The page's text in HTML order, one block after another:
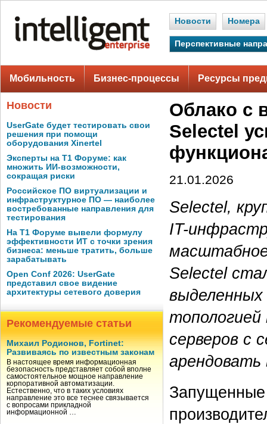
Новости Номера
Перспективные
Мобильность Бизнес-процессы Ресурсы
Новости
UserGate будет тестировать свои
решения при помощи
оборудования Xinertel
Эксперты на Т1 Форуме: как
множить ИИ-возможности,
сокращая риски
Российское ПО виртуализации и
инфраструктурное ПО — наиболее
востребованные направления для
тестирования
На Т1 Форуме вывели формулу
эффективности ИТ с точки зрения
бизнеса: меньше тратить, больше
зарабатывать
Open Conf 2026: UserGate
представил свое видение
архитектуры сетевого доверия
Рекомендуемые статьи
Михаил Родионов, Fortinet:
Развиваясь по известным законам
В настоящее время информационная
безопасность представляет собой вполне
самостоятельное мощное направление
корпоративной автоматизации.
Естественно, что в таких условиях
направление это все теснее связывается
с вопросами прикладной
информационной …
Облако с
Selectel
21.01.2026
Selectel,
IT-
Selectel
выделенных
топологией
серверов с
Запущенные